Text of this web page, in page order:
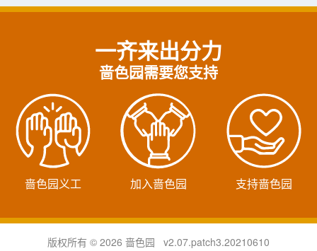
一齐来出分力
啬色园需要您支持
啬色园义工 加入啬色园 支持啬色园
版权所有 © 2026 啬色园 v2.07.patch3.20210610